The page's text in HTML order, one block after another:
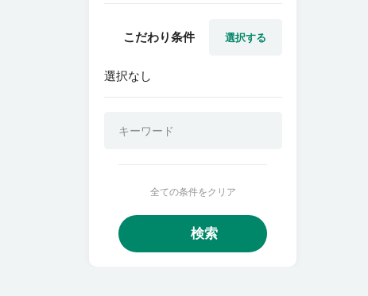
選択する
こだわり条件
選択なし
全ての条件をクリア
検索